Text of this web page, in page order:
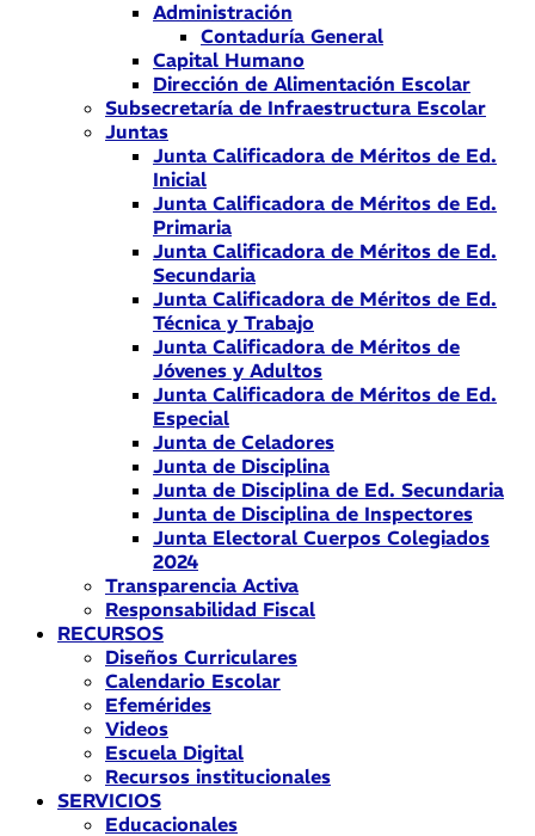
Administración
Contaduría General
Capital Humano
Dirección de Alimentación Escolar
Subsecretaría de Infraestructura Escolar
Juntas
Junta Calificadora de Méritos de Ed.
Inicial
Junta Calificadora de Méritos de Ed.
Primaria
Junta Calificadora de Méritos de Ed.
Secundaria
Junta Calificadora de Méritos de Ed.
Técnica y Trabajo
Junta Calificadora de Méritos de
Jóvenes y Adultos
Junta Calificadora de Méritos de Ed.
Especial
Junta de Celadores
Junta de Disciplina
Junta de Disciplina de Ed. Secundaria
Junta de Disciplina de Inspectores
Junta Electoral Cuerpos Colegiados
2024
Transparencia Activa
Responsabilidad Fiscal
RECURSOS
Diseños Curriculares
Calendario Escolar
Efemérides
Videos
Escuela Digital
Recursos institucionales
SERVICIOS
Educacionales